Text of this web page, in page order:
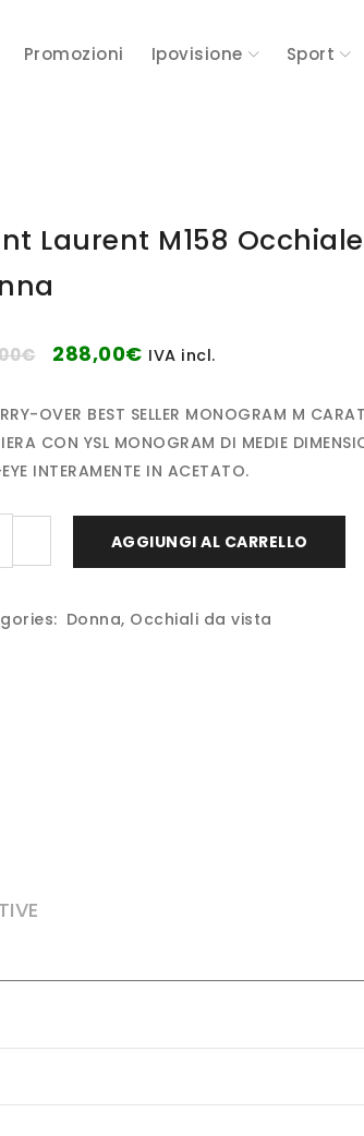
Promozioni Ipovisione Sport
Laurent M158
€ 288,00€ IVA incl.
OVER BEST SELLER MONOGRAM M
CON YSL MONOGRAM DI MEDIE
INTERAMENTE IN ACETATO.
AGGIUNGI AL CARRELLO
Donna, Occhiali da vista